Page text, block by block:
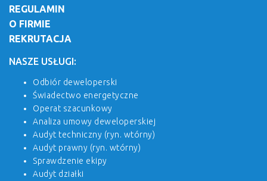
REGULAMIN
O FIRMIE
REKRUTACJA
NASZE USŁUGI:
Odbiór deweloperski
Świadectwo energetyczne
Operat szacunkowy
Analiza umowy deweloperskiej
Audyt techniczny (ryn. wtórny)
Audyt prawny (ryn. wtórny)
Sprawdzenie ekipy
Audyt działki